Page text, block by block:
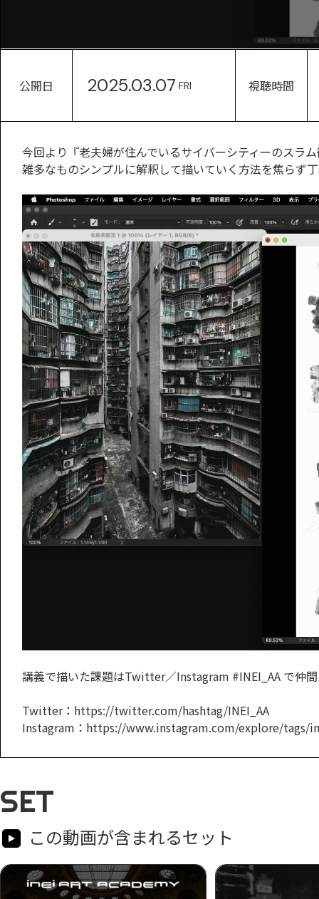
公開日 2025.03.07 FRI 視聴時間
今回より『老夫婦が住んでいるサイバーシティーのスラ
雑多なものシンプルに解釈して描いていく方法を焦らず
講義で描いた課題はTwitter／Instagram #INEI_AA で仲
Twitter：https://twitter.com/hashtag/INEI_AA
Instagram：https://www.instagram.com/explore/tags/
SET
この動画が含まれるセット